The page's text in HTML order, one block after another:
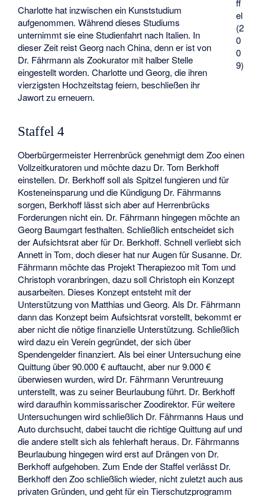
ff
el
(2
0
0
9)
Charlotte hat inzwischen ein Kunststudium
aufgenommen. Während dieses Studiums
unternimmt sie eine Studienfahrt nach Italien. In
dieser Zeit reist Georg nach China, denn er ist von
Dr. Fährmann als Zookurator mit halber Stelle
eingestellt worden. Charlotte und Georg, die ihren
vierzigsten Hochzeitstag feiern, beschließen ihr
Jawort zu erneuern.
Staffel 4
Oberbürgermeister Herrenbrück genehmigt dem Zoo einen
Vollzeitkuratoren und möchte dazu Dr. Tom Berkhoff
einstellen. Dr. Berkhoff soll als Spitzel fungieren und für
Kosteneinsparung und die Kündigung Dr. Fährmanns
sorgen, Berkhoff lässt sich aber auf Herrenbrücks
Forderungen nicht ein. Dr. Fährmann hingegen möchte an
Georg Baumgart festhalten. Schließlich entscheidet sich
der Aufsichtsrat aber für Dr. Berkhoff. Schnell verliebt sich
Annett in Tom, doch dieser hat nur Augen für Susanne. Dr.
Fährmann möchte das Projekt Therapiezoo mit Tom und
Christoph voranbringen, dazu soll Christoph ein Konzept
ausarbeiten. Dieses Konzept entsteht mit der
Unterstützung von Matthias und Georg. Als Dr. Fährmann
dann das Konzept beim Aufsichtsrat vorstellt, bekommt er
aber nicht die nötige finanzielle Unterstützung. Schließlich
wird dazu ein Verein gegründet, der sich über
Spendengelder finanziert. Als bei einer Untersuchung eine
Quittung über 90.000 € auftaucht, aber nur 9.000 €
überwiesen wurden, wird Dr. Fährmann Veruntreuung
unterstellt, was zu seiner Beurlaubung führt. Dr. Berkhoff
wird daraufhin kommissarischer Zoodirektor. Für weitere
Untersuchungen wird schließlich Dr. Fährmanns Haus und
Auto durchsucht, dabei taucht die richtige Quittung auf und
die andere stellt sich als fehlerhaft heraus. Dr. Fährmanns
Beurlaubung hingegen wird erst auf Drängen von Dr.
Berkhoff aufgehoben. Zum Ende der Staffel verlässt Dr.
Berkhoff den Zoo schließlich wieder, nicht zuletzt auch aus
privaten Gründen, und geht für ein Tierschutzprogramm